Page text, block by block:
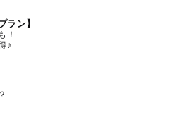
ラン】
！
♪